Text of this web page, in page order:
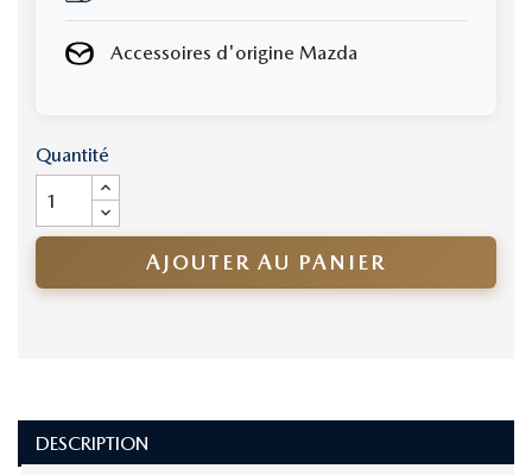
Accessoires d'origine Mazda
Quantité
AJOUTER AU PANIER
DESCRIPTION